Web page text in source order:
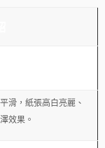
滑，紙張高白亮麗、
效果。